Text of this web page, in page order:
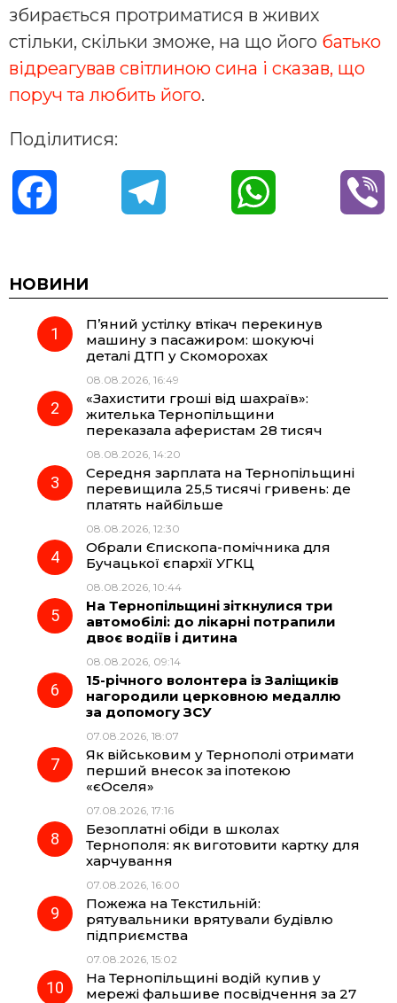
збирається протриматися в живих
стільки, скільки зможе, на що його батько
відреагував світлиною сина і сказав, що
поруч та любить його.
Поділитися:
c
e
o
k
e
g
r
a
m
t
НОВИНИ
П’яний устілку втікач перекинув
машину з пасажиром: шокуючі
деталі ДТП у Скоморохах
08.08.2026, 16:49
«Захистити гроші від шахраїв»:
жителька Тернопільщини
переказала аферистам 28 тисяч
08.08.2026, 14:20
Середня зарплата на Тернопільщині
перевищила 25,5 тисячі гривень: де
платять найбільше
08.08.2026, 12:30
Обрали Єпископа-помічника для
Бучацької єпархії УГКЦ
08.08.2026, 10:44
На Тернопільщині зіткнулися три
автомобілі: до лікарні потрапили
двоє водіїв і дитина
08.08.2026, 09:14
15-річного волонтера із Заліщиків
нагородили церковною медаллю
за допомогу ЗСУ
07.08.2026, 18:07
Як військовим у Тернополі отримати
перший внесок за іпотекою
«єОселя»
07.08.2026, 17:16
Безоплатні обіди в школах
Тернополя: як виготовити картку для
харчування
07.08.2026, 16:00
Пожежа на Текстильній:
рятувальники врятували будівлю
підприємства
07.08.2026, 15:02
На Тернопільщині водій купив у
мережі фальшиве посвідчення за 27